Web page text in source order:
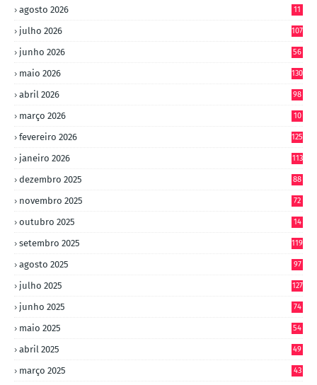
agosto 2026 11
julho 2026 107
junho 2026 56
maio 2026 130
abril 2026 98
março 2026
10
fevereiro 2026 125
janeiro 2026 113
dezembro 2025 88
novembro 2025 72
outubro 2025
14
setembro 2025 119
agosto 2025 97
julho 2025 127
junho 2025 74
maio 2025 54
abril 2025 49
março 2025 43